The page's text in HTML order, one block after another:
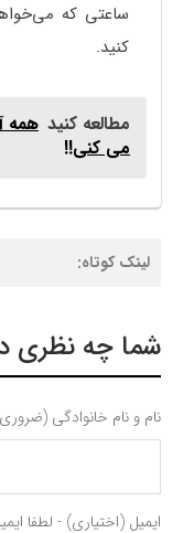
ساعتی که
کنید.
مطالعه کنید همه
می کنی!!
لینک کوتاه:
شما چه نظری
نام و نام خانوادگی
ایمیل (اختیاری) - لطفا